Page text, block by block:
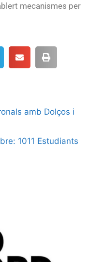
mecanismes per
amb Dolços i
1011 Estudiants